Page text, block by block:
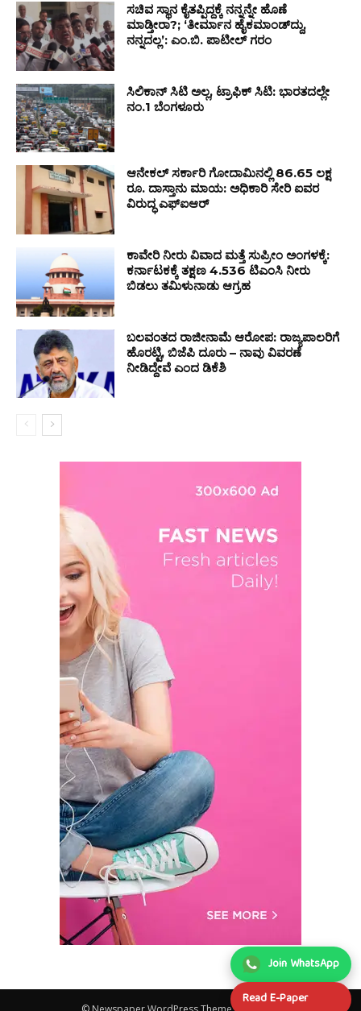
ಸಚಿವ ಸ್ಥಾನ ಕೈತಪ್ಪಿದ್ದಕ್ಕೆ ನನ್ನನ್ನೇ ಹೊಣೆ
ಮಾಡ್ತೀರಾ?; ‘ತೀರ್ಮಾನ ಹೈಕಮಾಂಡ್‌ದ್ದು,
ನನ್ನದಲ್ಲ’: ಎಂ.ಬಿ. ಪಾಟೀಲ್‌ ಗರಂ
ಸಿಲಿಕಾನ್ ಸಿಟಿ ಅಲ್ಲ, ಟ್ರಾಫಿಕ್ ಸಿಟಿ: ಭಾರತದಲ್ಲೇ
ನಂ.1 ಬೆಂಗಳೂರು
ಆನೇಕಲ್ ಸರ್ಕಾರಿ ಗೋದಾಮಿನಲ್ಲಿ 86.65 ಲಕ್ಷ
ರೂ. ದಾಸ್ತಾನು ಮಾಯ: ಅಧಿಕಾರಿ ಸೇರಿ ಐವರ
ವಿರುದ್ಧ ಎಫ್‌ಐಆರ್
ಕಾವೇರಿ ನೀರು ವಿವಾದ ಮತ್ತೆ ಸುಪ್ರೀಂ ಅಂಗಳಕ್ಕೆ:
ಕರ್ನಾಟಕಕ್ಕೆ ತಕ್ಷಣ 4.536 ಟಿಎಂಸಿ ನೀರು
ಬಿಡಲು ತಮಿಳುನಾಡು ಆಗ್ರಹ
ಬಲವಂತದ ರಾಜೀನಾಮೆ ಆರೋಪ: ರಾಜ್ಯಪಾಲರಿಗೆ
ಹೊರಟ್ಟಿ, ಬಿಜೆಪಿ ದೂರು – ನಾವು ವಿವರಣೆ
ನೀಡಿದ್ದೇವೆ ಎಂದ ಡಿಕೆಶಿ
Join WhatsApp
Read E-Paper